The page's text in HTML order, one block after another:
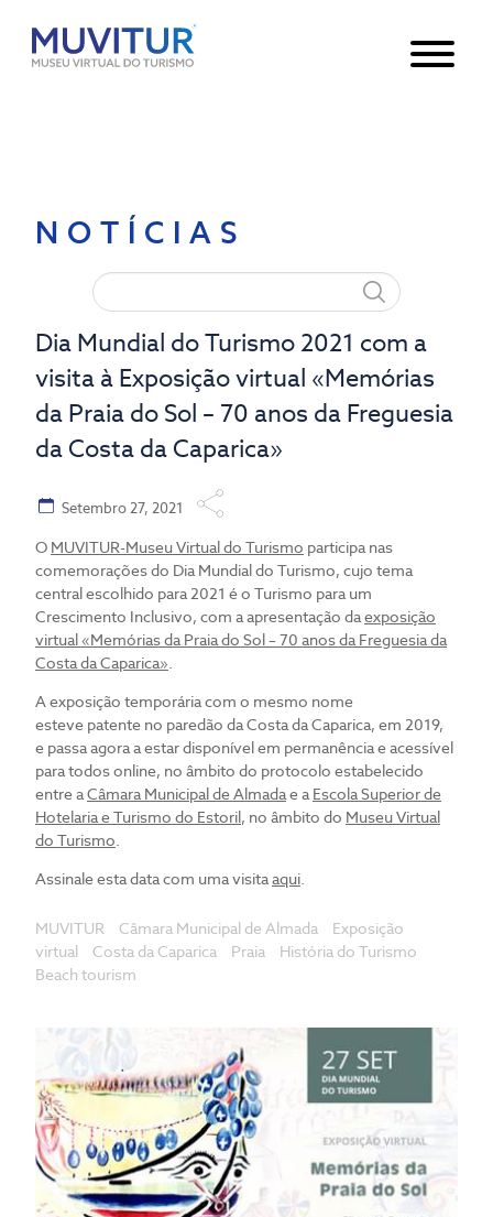
Notice: Undefined index: HTTP_ACCEPT_LANGUAGE in
/var/www/html/core/main/App.php
NOTÍCIAS
Dia Mundial do Turismo 2021 com a
visita à Exposição virtual «Memórias
da Praia do Sol – 70 anos da Freguesia
da Costa da Caparica»
Setembro 27, 2021
O MUVITUR-Museu Virtual do Turismo participa nas
comemorações do Dia Mundial do Turismo, cujo tema
central escolhido para 2021 é o Turismo para um
Crescimento Inclusivo, com a apresentação daexposição
virtual «Memórias da Praia do Sol – 70 anos da Freguesia da
Costa da Caparica».
A exposição temporária com o mesmo nome
esteve patente no paredão da Costa da Caparica, em 2019,
e passa agora a estar disponível em permanência e acessível
para todos online, no âmbito do protocolo estabelecido
entre aCâmara Municipal de Almadae aEscola Superior de
Hotelaria e Turismo do Estoril, no âmbito do Museu Virtual
do Turismo.
Assinale esta data com uma visitaaqui.
MUVITUR Câmara Municipal de Almada
Exposição
virtual
Costa da Caparica Praia
História do Turismo
Beach tourism